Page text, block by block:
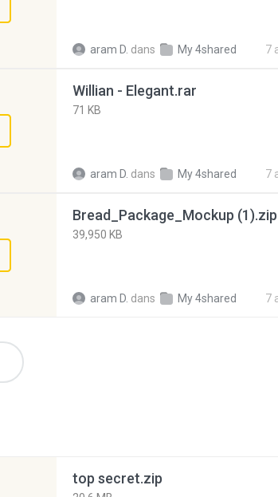
aram D. dans My 4shared 7
Willian - Elegant.rar
71 KB
aram D. dans My 4shared 7
Bread_Package_Mockup (1).zip
39,950 KB
aram D. dans My 4shared 7
top secret.zip